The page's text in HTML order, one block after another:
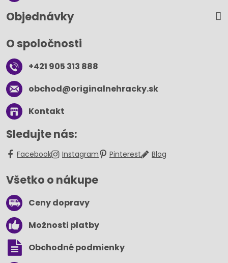
Objednávky
O spoločnosti
+421 905 313 888
obchod​@originalnehracky​.sk
Kontakt
Sledujte nás:
Facebook Instagram Pinterest Blog
Všetko o nákupe
Ceny dopravy
Možnosti platby
Obchodné podmienky